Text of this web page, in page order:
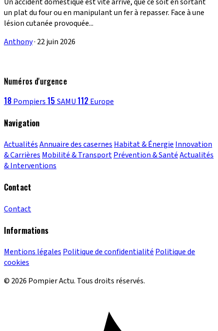
un plat du four ou en manipulant un fer à repasser. Face à une
lésion cutanée provoquée...
Anthony· 22 juin 2026
Numéros d'urgence
18 Pompiers 15 SAMU 112 Europe
Navigation
ActualitésAnnuaire des casernes Habitat & Énergie Innovation
& Carrières Mobilité & TransportPrévention & SantéActualités
& Interventions
Contact
Contact
Informations
Mentions légales Politique de confidentialité Politique de
cookies
© 2026 Pompier Actu. Tous droits réservés.